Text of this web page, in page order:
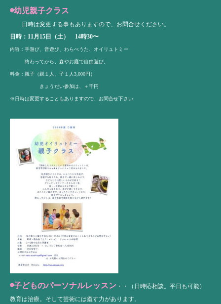
◉幼児親子クラス
日時は変更する事もありますので、お問合せください。
日時：11月15日（土） 14時30〜
内容：手遊び、音遊び、わらべうた、オイリュトミー
終わってから、森やお庭で自由遊び。
料金：親子（親１人、子１人3,000円）
きょうだい参加は、＋千円
※日時は変更することもありますので、お問合せ下さい.
◉子どものパーソナルレッスン ・・（日時応相談。平日も可能）
教育は治療。そして芸術には癒す力があります。